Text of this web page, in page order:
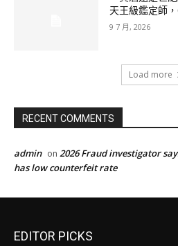
天王級鑑定師
9 7 月, 2026
Load more
RECENT COMMENTS
admin on 2026 Fraud investigator
has low counterfeit rate
EDITOR PICKS